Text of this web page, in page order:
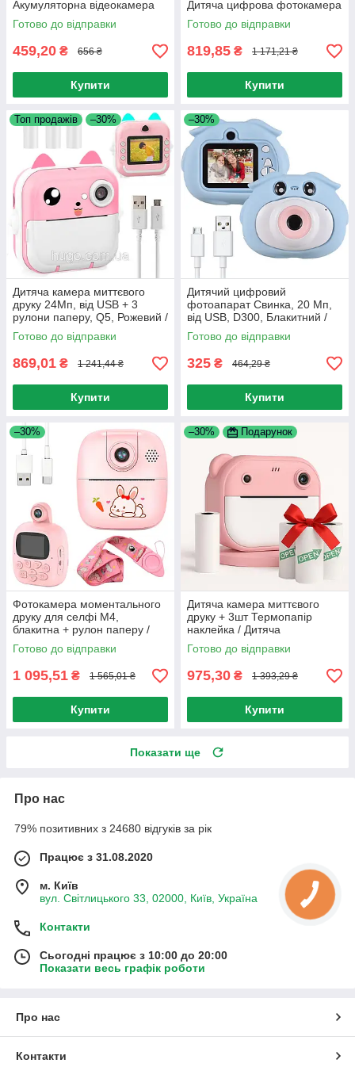
Акумуляторна відеокамера
для дітей / Цифрова міні
камера
Готово до відправки
459,20 ₴ 656 ₴
Купити
Дитяча цифрова фотокамера
/ Дитячий цифровий
фотоапарат
Готово до відправки
819,85 ₴ 1 171,21 ₴
Купити
Топ продажів –30%
Дитяча камера миттєвого
друку 24Мп, від USB + 3
рулони паперу, Q5, Рожевий /
Камера моментального друку
Готово до відправки
869,01 ₴ 1 241,44 ₴
Купити
–30%
Дитячий цифровий
фотоапарат Свинка, 20 Мп,
від USB, D300, Блакитний /
Фотокамера дитяча /
Фотоапарат для дітей
Готово до відправки
325 ₴ 464,29 ₴
Купити
–30%
Фотокамера моментального
друку для селфі M4,
блакитна + рулон паперу /
Дитячий фотоапарат з
моментальним друком
Готово до відправки
1 095,51 ₴ 1 565,01 ₴
Купити
–30% Подарунок
Дитяча камера миттєвого
друку + 3шт Термопапір
наклейка / Дитяча
фотокамера / Дитячий
фотоапарат
Готово до відправки
975,30 ₴ 1 393,29 ₴
Купити
Показати ще
Про нас
79% позитивних з 24680 відгуків за рік
Працює з 31.08.2020
м. Київ
вул. Світлицького 33, 02000, Київ, Україна
Контакти
Сьогодні працює з 10:00 до 20:00
Показати весь графік роботи
Про нас
Контакти